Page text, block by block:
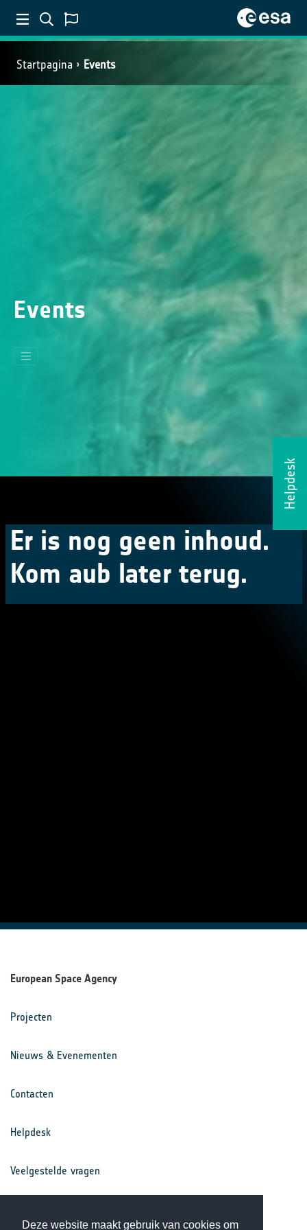
Deze website maakt gebruik van cookies om
Startpagina Events
Helpdesk
Events
Er is nog geen inhoud.
Kom aub later terug.
European Space Agency
Projecten
Nieuws & Evenementen
Contacten
Helpdesk
Veelgestelde vragen